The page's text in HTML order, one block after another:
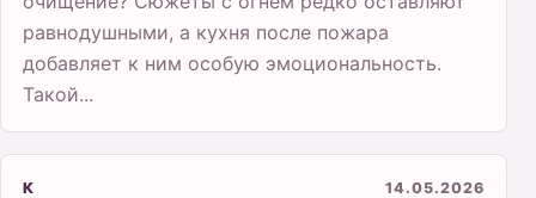
равнодушными, а кухня после пожара
добавляет к ним особую эмоциональность.
Такой...
К 14.05.2026